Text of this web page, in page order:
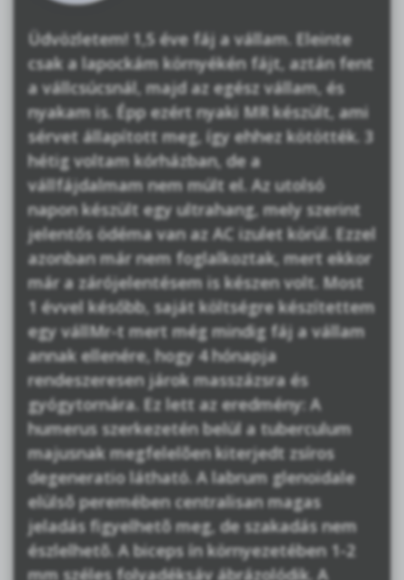
Üdvözletem! 1,5 éve fáj a vállam. Eleinte
csak a lapockám környékén fájt, aztán fent
a vállcsúcsnál, majd az egész vállam, és
nyakam is. Épp ezért nyaki MR készült, ami
sérvet állapított meg, így ehhez kötötték. 3
hétig voltam kórházban, de a
vállfájdalmam nem múlt el. Az utolsó
napon készült egy ultrahang, mely szerint
jelentős ödéma van az AC izulet körül. Ezzel
azonban már nem foglalkoztak, mert ekkor
már a zárójelentésem is készen volt. Most
1 évvel később, saját költségre készítettem
egy vállMr-t mert még mindig fáj a vállam
annak ellenére, hogy 4 hónapja
rendeszeresen járok masszázsra és
gyógytornára. Ez lett az eredmény: A
humerus szerkezetén belül a tuberculum
majusnak megfelelõen kiterjedt zsíros
degeneratio látható. A labrum glenoidale
elülsõ peremében centralisan magas
jeladás figyelhetõ meg, de szakadás nem
észlelhetõ. A biceps ín környezetében 1-2
mm széles folyadéksáv ábrázolódik. A